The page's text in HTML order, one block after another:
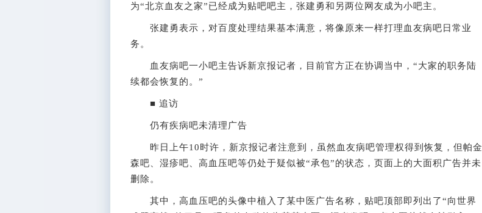
为“北京血友之家”已经成为贴吧吧主，张建勇和另两位网友成为小吧主。
张建勇表示，对百度处理结果基本满意，将像原来一样打理血友病吧日常业
务。
血友病吧一小吧主告诉新京报记者，目前官方正在协调当中，“大家的职务陆
续都会恢复的。”
■ 追访
仍有疾病吧未清理广告
昨日上午10时许，新京报记者注意到，虽然血友病吧管理权得到恢复，但帕金
森吧、湿疹吧、高血压吧等仍处于疑似被“承包”的状态，页面上的大面积广告并未
删除。
其中，高血压吧的头像中植入了某中医广告名称，贴吧顶部即列出了“向世界